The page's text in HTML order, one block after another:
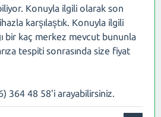
Konuyla ilgili olarak son
karşılaştık. Konuyla ilgili
bir kaç merkez mevcut bununla
tespiti sonrasında size fiyat
364 48 58'i arayabilirsiniz.